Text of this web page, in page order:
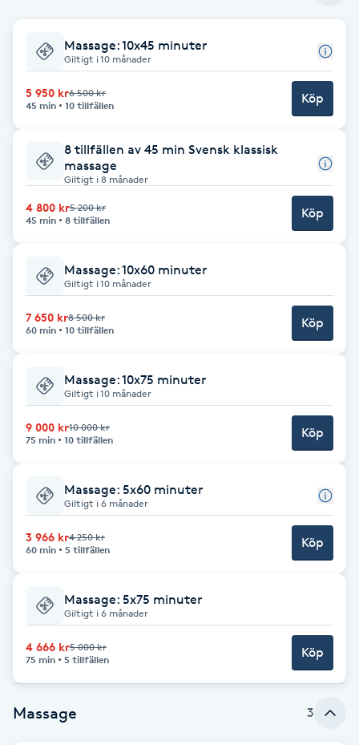
Balayage
Barber
Barnklippning
Blowout
Brynformning
Brynfärgning
Color correction
Cryoterapi
Massage: 10x45 minuter
Giltigt i 10 månader
5 950 kr6 500 kr
45 min
10 tillfällen Köp
8 tillfällen av 45 min Svensk klassisk
massage
Giltigt i 8 månader
4 800 kr5 200 kr
45 min
8 tillfällen Köp
Massage: 10x60 minuter
Giltigt i 10 månader
7 650 kr8 500 kr
60 min
10 tillfällen Köp
Massage: 10x75 minuter
Giltigt i 10 månader
9 000 kr10 000 kr
75 min
10 tillfällen Köp
Massage: 5x60 minuter
Giltigt i 6 månader
3 966 kr4 250 kr
60 min
5 tillfällen Köp
Massage: 5x75 minuter
Giltigt i 6 månader
4 666 kr5 000 kr
75 min
5 tillfällen Köp
Massage 3